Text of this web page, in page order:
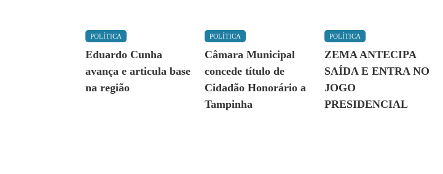
POLÍTICA
Eduardo Cunha
avança e articula base
na região
POLÍTICA
Câmara Municipal
concede título de
Cidadão Honorário a
Tampinha
POLÍTICA
ZEMA ANTECIPA
SAÍDA E ENTRA NO
JOGO
PRESIDENCIAL